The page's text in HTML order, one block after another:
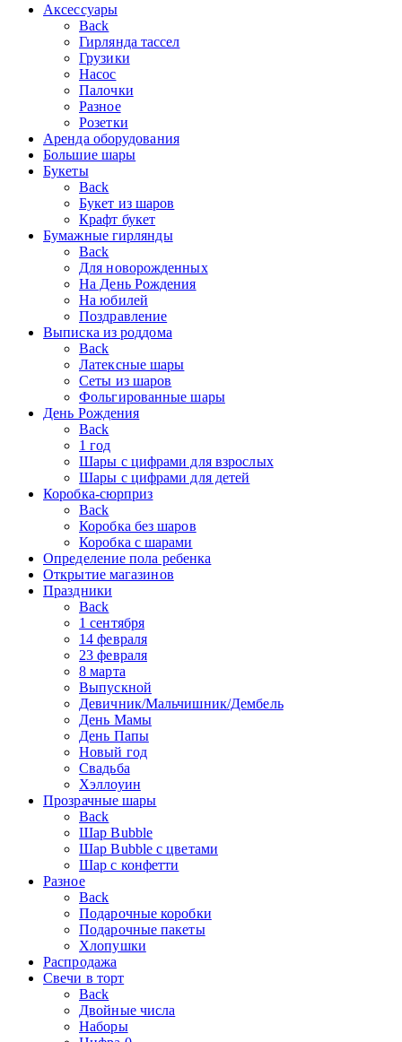
Аксессуары
Back
Гирлянда тассел
Грузики
Насос
Палочки
Разное
Розетки
Аренда оборудования
Большие шары
Букеты
Back
Букет из шаров
Крафт букет
Бумажные гирлянды
Back
Для новорожденных
На День Рождения
На юбилей
Поздравление
Выписка из роддома
Back
Латексные шары
Сеты из шаров
Фольгированные шары
День Рождения
Back
1 год
Шары с цифрами для взрослых
Шары с цифрами для детей
Коробка-сюрприз
Back
Коробка без шаров
Коробка с шарами
Определение пола ребенка
Открытие магазинов
Праздники
Back
1 сентября
14 февраля
23 февраля
8 марта
Выпускной
Девичник/Мальчишник/Дембель
День Мамы
День Папы
Новый год
Свадьба
Хэллоуин
Прозрачные шары
Back
Шар Bubble
Шар Bubble с цветами
Шар с конфетти
Разное
Back
Подарочные коробки
Подарочные пакеты
Хлопушки
Распродажа
Свечи в торт
Back
Двойные числа
Наборы